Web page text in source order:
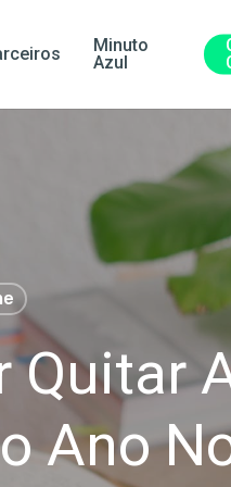
Minuto
Azul
Quitar
Ano